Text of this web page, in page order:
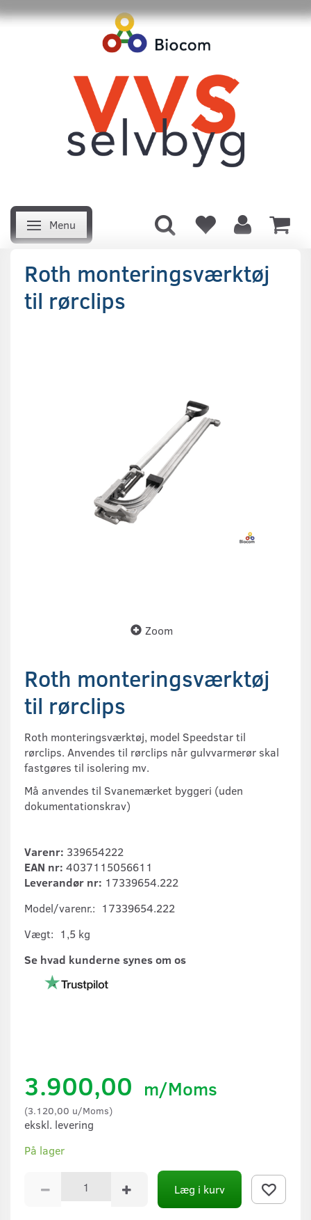
Skifte navigation
Menu
Roth monteringsværktøj
til rørclips
Zoom
Roth monteringsværktøj
til rørclips
Roth monteringsværktøj, model Speedstar til
rørclips. Anvendes til rørclips når gulvvarmerør skal
fastgøres til isolering mv.
Må anvendes til Svanemærket byggeri (uden
dokumentationskrav)
Varenr: 339654222
EAN nr: 4037115056611
Leverandør nr: 17339654.222
Model/varenr.: 17339654.222
Vægt: 1,5 kg
Se hvad kunderne synes om os
3.900,00 m/Moms
(3.120,00 u/Moms)
ekskl. levering
På lager
Læg i kurv